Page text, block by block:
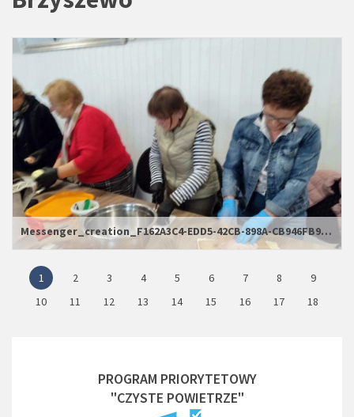
Messenger_creation_F162A3C4-EDD5-42CB-898A-CB946FB9CD0C_wynik
1 2 3 4 5 6 7 8
9
10
11 12 13 14 15 16 17 18
PROGRAM PRIORYTETOWY
"CZYSTE POWIETRZE"